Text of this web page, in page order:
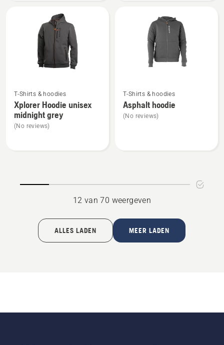
meer
details
over
Xplorer
T-Shirts & hoodies
Xplorer Hoodie unisex
midnight grey
(No reviews)
meer
details
over
T-Shirts & hoodies
Asphalt hoodie
(No reviews)
12 van 70 weergeven
ALLES LADEN MEER LADEN